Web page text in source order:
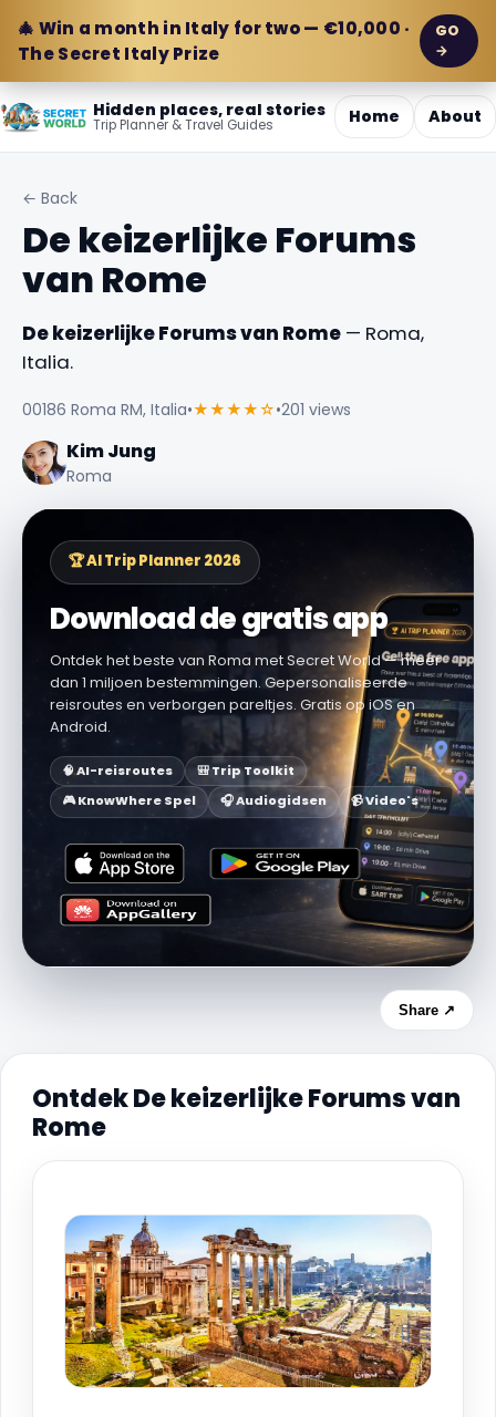
🎄 Win a month in Italy for two — €10,000 ·
The Secret Italy Prize
GO
→
Hidden places, real stories
Trip Planner & Travel Guides Home About
← Back
De keizerlijke Forums
van Rome
De keizerlijke Forums van Rome — Roma,
Italia.
00186 Roma RM, Italia•★★★★☆•201 views
Kim Jung
Roma
🏆 AI Trip Planner 2026
Download de gratis app
Ontdek het beste van Roma met Secret World — meer
dan 1 miljoen bestemmingen. Gepersonaliseerde
reisroutes en verborgen pareltjes. Gratis op iOS en
Android.
🧠 AI-reisroutes
🎒 Trip Toolkit
🎮 KnowWhere Spel
🎧 Audiogidsen 📹 Video's
Share ↗
Ontdek De keizerlijke Forums van
Rome